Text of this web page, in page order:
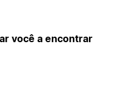
você a encontrar